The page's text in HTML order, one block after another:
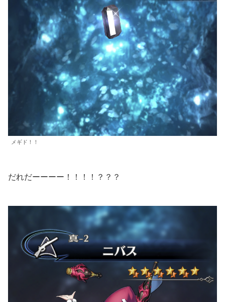
メギド！！
だれだーーーー！！！！？？？